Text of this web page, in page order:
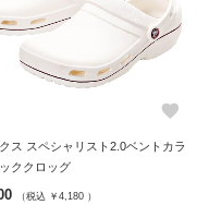
favorite
ス スペシャリスト2.0ベントカラ
ククロッグ
（税込 ￥4,180 ）